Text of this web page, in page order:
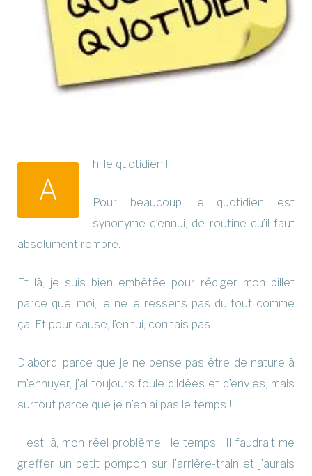
A
h, le quotidien !
Pour beaucoup le quotidien est
synonyme d’ennui, de routine qu’il faut
absolument rompre.
Et là, je suis bien embêtée pour rédiger mon billet
parce que, moi, je ne le ressens pas du tout comme
ça. Et pour cause, l’ennui, connais pas !
D’abord, parce que je ne pense pas être de nature à
m’ennuyer, j’ai toujours foule d’idées et d’envies, mais
surtout parce que je n’en ai pas le temps !
Il est là, mon réel problème : le temps ! Il faudrait me
greffer un petit pompon sur l’arrière-train et j’aurais